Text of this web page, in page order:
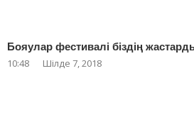
Бояулар фестивалі біздің
10:48 Шілде 7, 2018